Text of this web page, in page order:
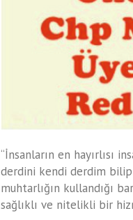
“İnsanların en hayırlısı
derdini kendi derdim bilip
muhtarlığın kullandığı
sağlıklı ve nitelikli bir